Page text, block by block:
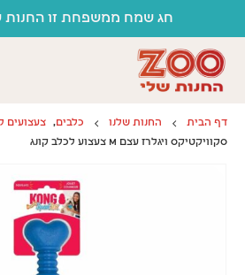
חג שמח ממשפחת זו החנות שלי
דף הבית החנות שלנו כלבים, צעצועים
סקוויקטיקס ויגלרז עצם M צעצוע לכלב קונג